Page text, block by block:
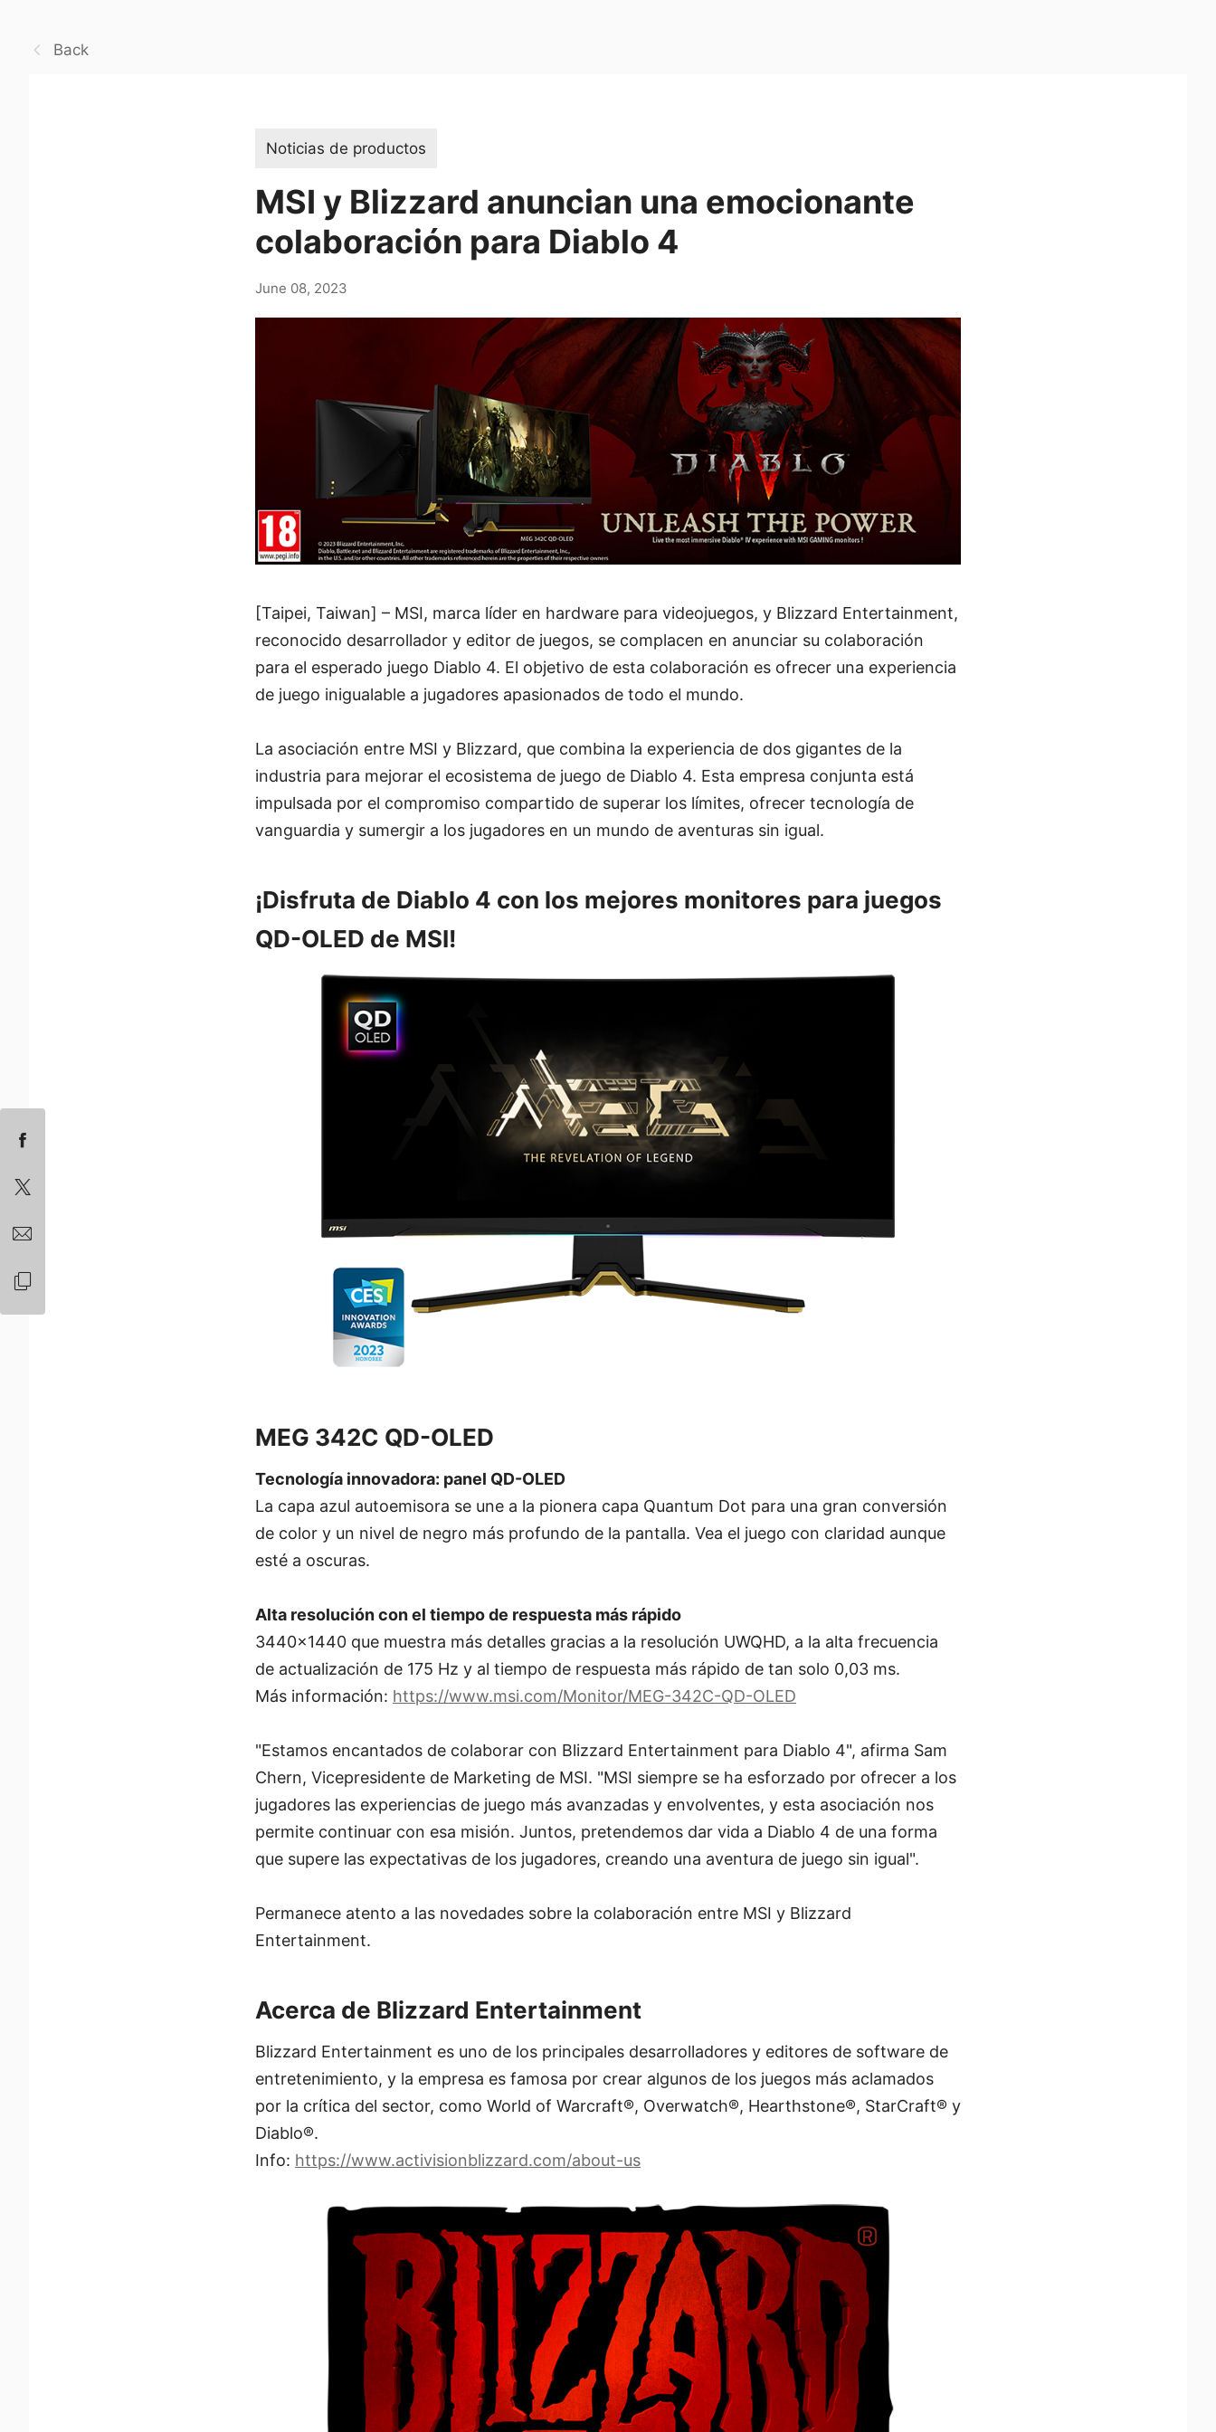
Back
Noticias de productos
MSI y Blizzard anuncian una emocionante
colaboración para Diablo 4
June 08, 2023
[Taipei, Taiwan] – MSI, marca líder en hardware para videojuegos, y Blizzard Entertainment,
reconocido desarrollador y editor de juegos, se complacen en anunciar su colaboración
para el esperado juego Diablo 4. El objetivo de esta colaboración es ofrecer una experiencia
de juego inigualable a jugadores apasionados de todo el mundo.
La asociación entre MSI y Blizzard, que combina la experiencia de dos gigantes de la
industria para mejorar el ecosistema de juego de Diablo 4. Esta empresa conjunta está
impulsada por el compromiso compartido de superar los límites, ofrecer tecnología de
vanguardia y sumergir a los jugadores en un mundo de aventuras sin igual.
¡Disfruta de Diablo 4 con los mejores monitores para juegos
QD-OLED de MSI!
MEG 342C QD-OLED
Tecnología innovadora: panel QD-OLED
La capa azul autoemisora se une a la pionera capa Quantum Dot para una gran conversión
de color y un nivel de negro más profundo de la pantalla. Vea el juego con claridad aunque
esté a oscuras.
Alta resolución con el tiempo de respuesta más rápido
3440x1440 que muestra más detalles gracias a la resolución UWQHD, a la alta frecuencia
de actualización de 175 Hz y al tiempo de respuesta más rápido de tan solo 0,03 ms.
Más información: https://www.msi.com/Monitor/MEG-342C-QD-OLED
"Estamos encantados de colaborar con Blizzard Entertainment para Diablo 4", afirma Sam
Chern, Vicepresidente de Marketing de MSI. "MSI siempre se ha esforzado por ofrecer a los
jugadores las experiencias de juego más avanzadas y envolventes, y esta asociación nos
permite continuar con esa misión. Juntos, pretendemos dar vida a Diablo 4 de una forma
que supere las expectativas de los jugadores, creando una aventura de juego sin igual".
Permanece atento a las novedades sobre la colaboración entre MSI y Blizzard
Entertainment.
Acerca de Blizzard Entertainment
Blizzard Entertainment es uno de los principales desarrolladores y editores de software de
entretenimiento, y la empresa es famosa por crear algunos de los juegos más aclamados
por la crítica del sector, como World of Warcraft®, Overwatch®, Hearthstone®, StarCraft® y
Diablo®.
Info: https://www.activisionblizzard.com/about-us